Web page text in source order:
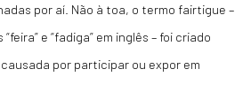
por aí. Não à toa, o termo fairtigue –
e “fadiga” em inglês – foi criado
por participar ou expor em